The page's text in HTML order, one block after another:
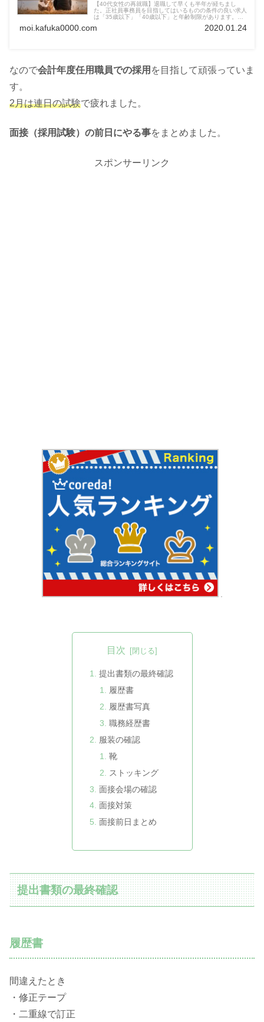
【40代女性の再就職】退職して早くも半年が経ちまし
た。正社員事務員を目指してはいるものの条件の良い求人
は「35歳以下」「40歳以下」と年齢制限があります。年
は難しいことなのか？
moi.kafuka0000.com 2020.01.24
なので会計年度任用職員での採用 を目指して頑張っていま
す。
2月は連日の試験で疲れました。
面接（採用試験）の前日にやる事をまとめました。
スポンサーリンク
目次
提出書類の最終確認
履歴書
履歴書写真
職務経歴書
服装の確認
靴
ストッキング
面接会場の確認
面接対策
面接前日まとめ
提出書類の最終確認
履歴書
間違えたとき
・修正テープ
・二重線で訂正